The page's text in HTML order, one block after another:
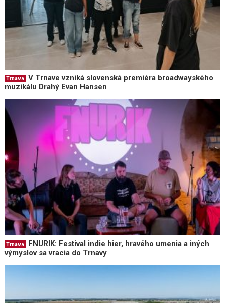
Trnava
V Trnave vzniká slovenská premiéra broadwayského
muzikálu Drahý Evan Hansen
Trnava
FNURIK: Festival indie hier, hravého umenia a iných
výmyslov sa vracia do Trnavy